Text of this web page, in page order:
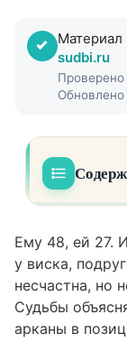
Материал
sudbi.ru
или
02
именно
03 Как
Ему 48, ей 27.
у виска,
несчастна, но
Судьбы
арканы в